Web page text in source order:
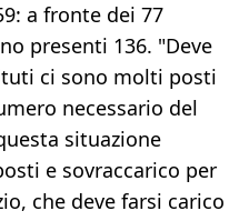
a fronte dei 77
presenti 136. "Deve
ci sono molti posti
necessario del
situazione
e sovraccarico per
che deve farsi carico